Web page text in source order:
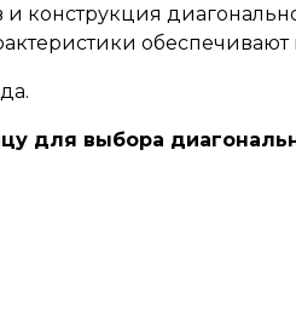
конструкция
для выбора